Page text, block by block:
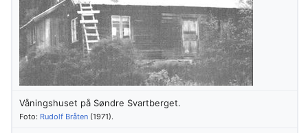
Våningshuset på Søndre Svartberget.
Foto: Rudolf Bråten (1971).